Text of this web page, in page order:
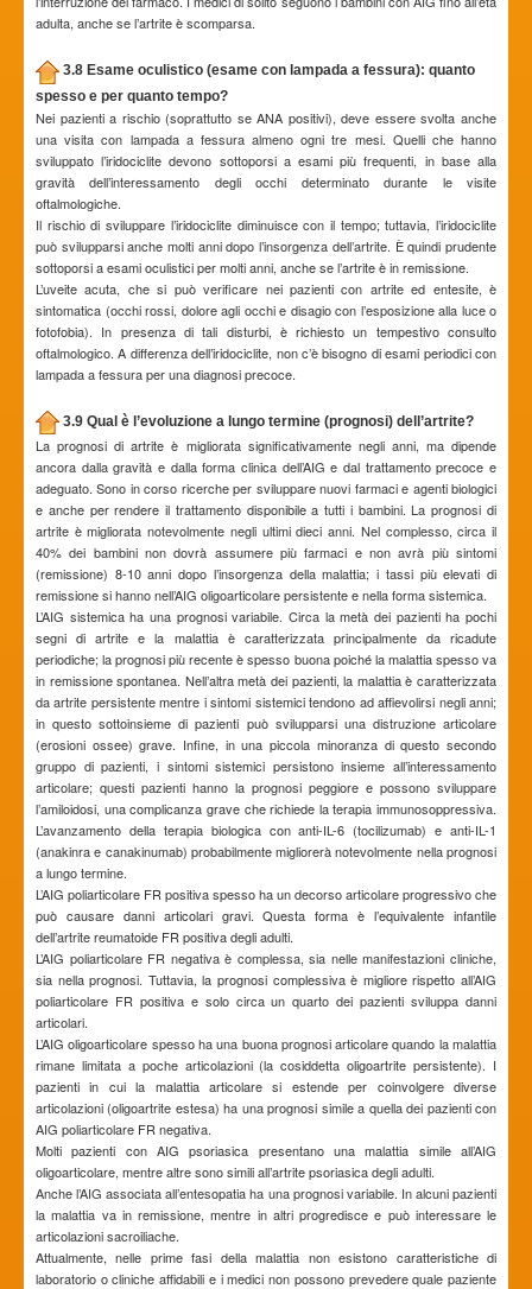
adulta, anche se l’artrite è scomparsa.
3.8 Esame oculistico (esame con lampada a fessura): quanto
spesso e per quanto tempo?
Nei pazienti a rischio (soprattutto se ANA positivi), deve essere svolta anche
una visita con lampada a fessura almeno ogni tre mesi. Quelli che hanno
sviluppato l’iridociclite devono sottoporsi a esami più frequenti, in base alla
gravità dell’interessamento degli occhi determinato durante le visite
oftalmologiche.
Il rischio di sviluppare l’iridociclite diminuisce con il tempo; tuttavia, l’iridociclite
può svilupparsi anche molti anni dopo l’insorgenza dell’artrite. È quindi prudente
sottoporsi a esami oculistici per molti anni, anche se l’artrite è in remissione.
L’uveite acuta, che si può verificare nei pazienti con artrite ed entesite, è
sintomatica (occhi rossi, dolore agli occhi e disagio con l’esposizione alla luce o
fotofobia). In presenza di tali disturbi, è richiesto un tempestivo consulto
oftalmologico. A differenza dell’iridociclite, non c’è bisogno di esami periodici con
lampada a fessura per una diagnosi precoce.
3.9 Qual è l’evoluzione a lungo termine (prognosi) dell’artrite?
La prognosi di artrite è migliorata significativamente negli anni, ma dipende
ancora dalla gravità e dalla forma clinica dell’AIG e dal trattamento precoce e
adeguato. Sono in corso ricerche per sviluppare nuovi farmaci e agenti biologici
e anche per rendere il trattamento disponibile a tutti i bambini. La prognosi di
artrite è migliorata notevolmente negli ultimi dieci anni. Nel complesso, circa il
40% dei bambini non dovrà assumere più farmaci e non avrà più sintomi
(remissione) 8-10 anni dopo l’insorgenza della malattia; i tassi più elevati di
remissione si hanno nell’AIG oligoarticolare persistente e nella forma sistemica.
L’AIG sistemica ha una prognosi variabile. Circa la metà dei pazienti ha pochi
segni di artrite e la malattia è caratterizzata principalmente da ricadute
periodiche; la prognosi più recente è spesso buona poiché la malattia spesso va
in remissione spontanea. Nell’altra metà dei pazienti, la malattia è caratterizzata
da artrite persistente mentre i sintomi sistemici tendono ad affievolirsi negli anni;
in questo sottoinsieme di pazienti può svilupparsi una distruzione articolare
(erosioni ossee) grave. Infine, in una piccola minoranza di questo secondo
gruppo di pazienti, i sintomi sistemici persistono insieme all’interessamento
articolare; questi pazienti hanno la prognosi peggiore e possono sviluppare
l’amiloidosi, una complicanza grave che richiede la terapia immunosoppressiva.
L’avanzamento della terapia biologica con anti-IL-6 (tocilizumab) e anti-IL-1
(anakinra e canakinumab) probabilmente migliorerà notevolmente nella prognosi
a lungo termine.
L’AIG poliarticolare FR positiva spesso ha un decorso articolare progressivo che
può causare danni articolari gravi. Questa forma è l’equivalente infantile
dell’artrite reumatoide FR positiva degli adulti.
L’AIG poliarticolare FR negativa è complessa, sia nelle manifestazioni cliniche,
sia nella prognosi. Tuttavia, la prognosi complessiva è migliore rispetto all’AIG
poliarticolare FR positiva e solo circa un quarto dei pazienti sviluppa danni
articolari.
L’AIG oligoarticolare spesso ha una buona prognosi articolare quando la malattia
rimane limitata a poche articolazioni (la cosiddetta oligoartrite persistente). I
pazienti in cui la malattia articolare si estende per coinvolgere diverse
articolazioni (oligoartrite estesa) ha una prognosi simile a quella dei pazienti con
AIG poliarticolare FR negativa.
Molti pazienti con AIG psoriasica presentano una malattia simile all’AIG
oligoarticolare, mentre altre sono simili all’artrite psoriasica degli adulti.
Anche l’AIG associata all’entesopatia ha una prognosi variabile. In alcuni pazienti
la malattia va in remissione, mentre in altri progredisce e può interessare le
articolazioni sacroiliache.
Attualmente, nelle prime fasi della malattia non esistono caratteristiche di
laboratorio o cliniche affidabili e i medici non possono prevedere quale paziente